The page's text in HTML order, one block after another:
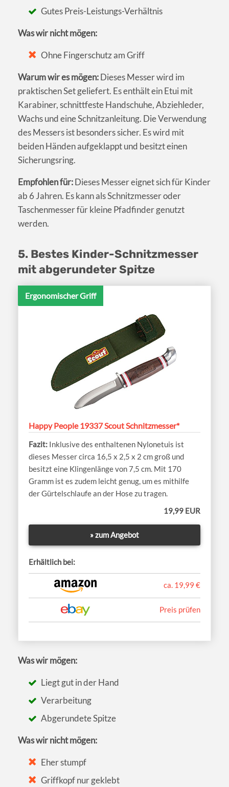
Gutes Preis-Leistungs-Verhältnis
Was wir nicht mögen:
Ohne Fingerschutz am Griff
Warum wir es mögen:Dieses Messer wird im
praktischen Set geliefert. Es enthält ein Etui mit
Karabiner, schnittfeste Handschuhe, Abziehleder,
Wachs und eine Schnitzanleitung. Die Verwendung
des Messers ist besonders sicher. Es wird mit
beiden Händen aufgeklappt und besitzt einen
Sicherungsring.
Empfohlen für:Dieses Messer eignet sich für Kinder
ab 6 Jahren. Es kann als Schnitzmesser oder
Taschenmesser für kleine Pfadfinder genutzt
werden.
5. Bestes Kinder-Schnitzmesser
mit abgerundeter Spitze
Ergonomischer Griff
Happy People 19337 Scout Schnitzmesser*
Inklusive des enthaltenen Nylonetuis ist
dieses Messer circa 16,5 x 2,5 x 2 cm groß und
besitzt eine Klingenlänge von 7,5 cm. Mit 170
Gramm ist es zudem leicht genug, um es mithilfe
der Gürtelschlaufe an der Hose zu tragen.
19,99 EUR
» zum Angebot
Erhältlich bei:
ca. 19,99 €
Preis prüfen
Was wir mögen:
Liegt gut in der Hand
Verarbeitung
Abgerundete Spitze
Was wir nicht mögen:
Eher stumpf
Griffkopf nur geklebt